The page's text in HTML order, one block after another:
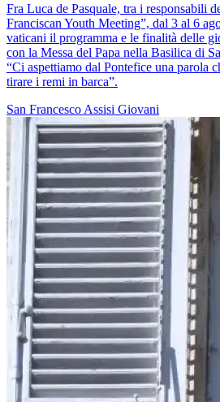
Fra Luca de Pasquale, tra i responsabili
Franciscan Youth Meeting”, dal 3 al 6
vaticani il programma e le finalità delle
con la Messa del Papa nella Basilica di
“Ci aspettiamo dal Pontefice una parola
tirare i remi in barca”.
San Francesco Assisi Giovani